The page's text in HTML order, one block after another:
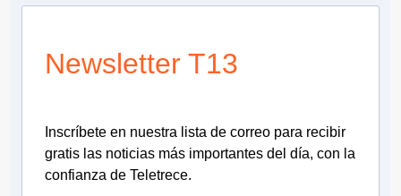
Newsletter T13
Inscríbete en nuestra lista de correo para recibir
gratis las noticias más importantes del día, con la
confianza de Teletrece.